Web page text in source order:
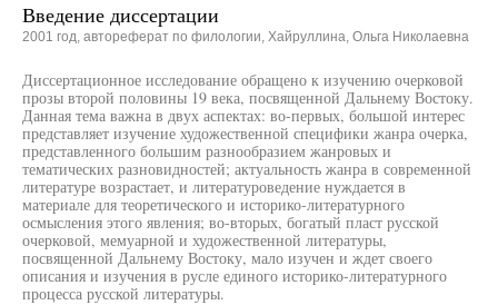
Введение диссертации
2001 год, автореферат по филологии, Хайруллина, Ольга Николаевна
Диссертационное исследование обращено к изучению очерковой
прозы второй половины 19 века, посвященной Дальнему Востоку.
Данная тема важна в двух аспектах: во-первых, большой интерес
представляет изучение художественной специфики жанра очерка,
представленного большим разнообразием жанровых и
тематических разновидностей; актуальность жанра в современной
литературе возрастает, и литературоведение нуждается в
материале для теоретического и историко-литературного
осмысления этого явления; во-вторых, богатый пласт русской
очерковой, мемуарной и художественной литературы,
посвященной Дальнему Востоку, мало изучен и ждет своего
описания и изучения в русле единого историко-литературного
процесса русской литературы.